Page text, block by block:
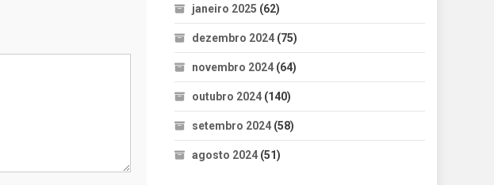
janeiro 2025 (62)
dezembro 2024 (75)
novembro 2024 (64)
outubro 2024 (140)
setembro 2024 (58)
agosto 2024 (51)